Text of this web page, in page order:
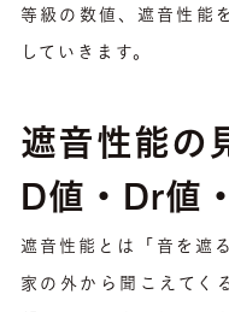
等級の数値、遮音性能
していきます。
遮音性能の
D値・Dr値
遮音性能とは「音を遮
家の外から聞こえてく